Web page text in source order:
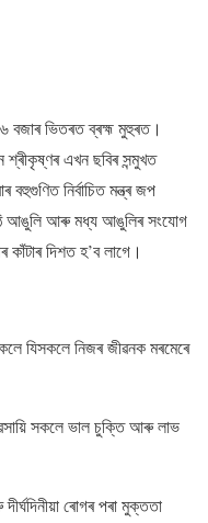
বজাৰ ভিতৰত ব্ৰহ্ম মুহুৰত।
শ্ৰীকৃষ্ণৰ এখন ছবিৰ সন্মুখত
নিৰ্বাচিত মন্ত্ৰ জপ
আঙুলি আৰু মধ্য আঙুলিৰ সংযোগ
কাঁটাৰ দিশত হ’ব লাগে।
যিসকলে নিজৰ জীৱনক মৰমেৰে
সকলে ভাল চুক্তি আৰু লাভ
ৰোগৰ পৰা মুক্ততা